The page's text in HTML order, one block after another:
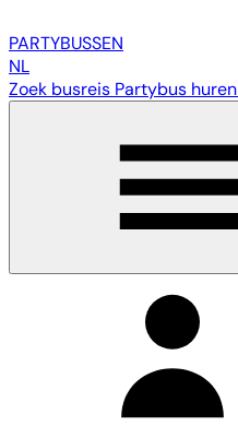
PARTYBUSSEN
NL
Zoek busreis Partybus huren